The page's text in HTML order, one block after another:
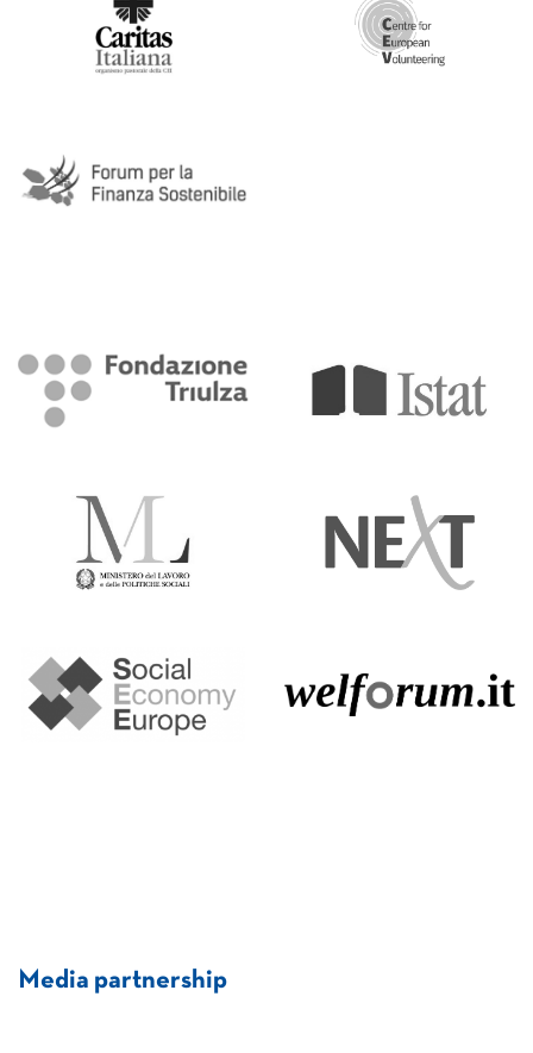
Media partnership